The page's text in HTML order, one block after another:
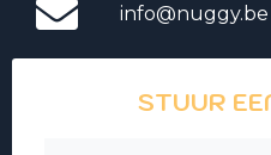
info@nuggy.be
STUUR